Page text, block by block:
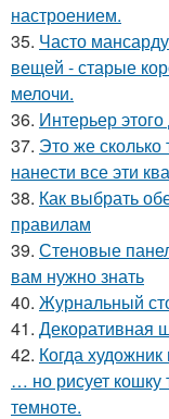
настроением.
35. Часто
вещей - старые
мелочи.
36. Интерьер
37. Это же сколько
нанести все эти
38. Как выбрать
правилам
39. Стеновые
вам нужно знать
40. Журнальный
41. Декоративная
42. Когда
… но рисует кошку
темноте.